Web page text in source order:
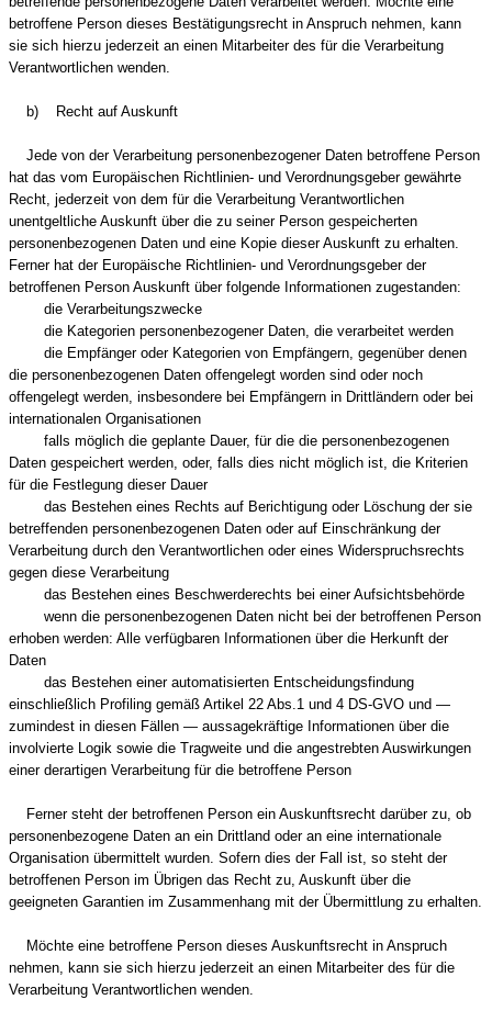
betroffene Person dieses Bestätigungsrecht in Anspruch nehmen, kann
sie sich hierzu jederzeit an einen Mitarbeiter des für die Verarbeitung
Verantwortlichen wenden.
b) Recht auf Auskunft
Jede von der Verarbeitung personenbezogener Daten betroffene Person
hat das vom Europäischen Richtlinien- und Verordnungsgeber gewährte
Recht, jederzeit von dem für die Verarbeitung Verantwortlichen
unentgeltliche Auskunft über die zu seiner Person gespeicherten
personenbezogenen Daten und eine Kopie dieser Auskunft zu erhalten.
Ferner hat der Europäische Richtlinien- und Verordnungsgeber der
betroffenen Person Auskunft über folgende Informationen zugestanden:
die Verarbeitungszwecke
die Kategorien personenbezogener Daten, die verarbeitet werden
die Empfänger oder Kategorien von Empfängern, gegenüber denen
die personenbezogenen Daten offengelegt worden sind oder noch
offengelegt werden, insbesondere bei Empfängern in Drittländern oder bei
internationalen Organisationen
falls möglich die geplante Dauer, für die die personenbezogenen
Daten gespeichert werden, oder, falls dies nicht möglich ist, die Kriterien
für die Festlegung dieser Dauer
das Bestehen eines Rechts auf Berichtigung oder Löschung der sie
betreffenden personenbezogenen Daten oder auf Einschränkung der
Verarbeitung durch den Verantwortlichen oder eines Widerspruchsrechts
gegen diese Verarbeitung
das Bestehen eines Beschwerderechts bei einer Aufsichtsbehörde
wenn die personenbezogenen Daten nicht bei der betroffenen Person
erhoben werden: Alle verfügbaren Informationen über die Herkunft der
Daten
das Bestehen einer automatisierten Entscheidungsfindung
einschließlich Profiling gemäß Artikel 22 Abs.1 und 4 DS-GVO und —
zumindest in diesen Fällen — aussagekräftige Informationen über die
involvierte Logik sowie die Tragweite und die angestrebten Auswirkungen
einer derartigen Verarbeitung für die betroffene Person
Ferner steht der betroffenen Person ein Auskunftsrecht darüber zu, ob
personenbezogene Daten an ein Drittland oder an eine internationale
Organisation übermittelt wurden. Sofern dies der Fall ist, so steht der
betroffenen Person im Übrigen das Recht zu, Auskunft über die
geeigneten Garantien im Zusammenhang mit der Übermittlung zu erhalten.
Möchte eine betroffene Person dieses Auskunftsrecht in Anspruch
nehmen, kann sie sich hierzu jederzeit an einen Mitarbeiter des für die
Verarbeitung Verantwortlichen wenden.